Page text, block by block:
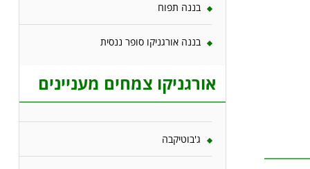
בננה תפוח
בננה אורגניקו סופר ננסית
אורגניקו צמחים מעניינים
ג'בוטיקבה